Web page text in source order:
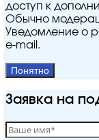
доступ к
Обычно
Уведомление о
e‑mail.
Понятно
Заявка на